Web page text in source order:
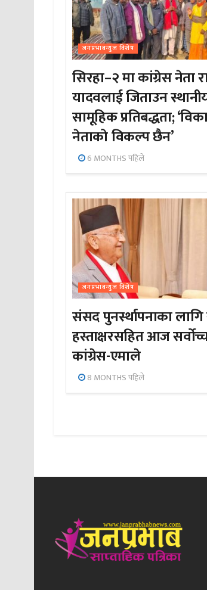
जनप्रभाबन्युज विशेष
सिरहा–२ मा कांग्रेस नेता
यादवलाई जिताउन
सामूहिक प्रतिबद्धता;
नेताको विकल्प छैन’
6 MONTHS पहिले
जनप्रभाबन्युज विशेष
संसद पुनर्स्थापनाका
हस्ताक्षरसहित आज
कांग्रेस-एमाले
8 MONTHS पहिले